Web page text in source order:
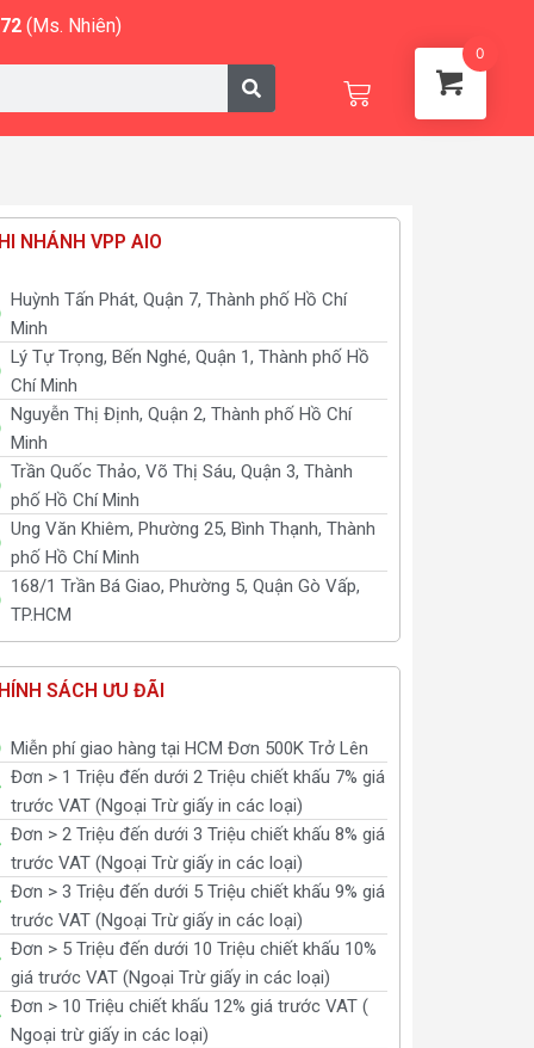
(Ms. Nhiên)
Cart
NHÁNH VPP AIO
Huỳnh Tấn Phát, Quận 7, Thành phố Hồ Chí
Minh
Lý Tự Trọng, Bến Nghé, Quận 1, Thành phố Hồ
Chí Minh
Nguyễn Thị Định, Quận 2, Thành phố Hồ Chí
Minh
Trần Quốc Thảo, Võ Thị Sáu, Quận 3, Thành
phố Hồ Chí Minh
Ung Văn Khiêm, Phường 25, Bình Thạnh, Thành
phố Hồ Chí Minh
168/1 Trần Bá Giao, Phường 5, Quận Gò Vấp,
TP.HCM
SÁCH ƯU ĐÃI
Miễn phí giao hàng tại HCM Đơn 500K Trở Lên
Đơn > 1 Triệu đến dưới 2 Triệu chiết khấu 7% giá
trước VAT (Ngoại Trừ giấy in các loại)
Đơn > 2 Triệu đến dưới 3 Triệu chiết khấu 8% giá
trước VAT (Ngoại Trừ giấy in các loại)
Đơn > 3 Triệu đến dưới 5 Triệu chiết khấu 9% giá
trước VAT (Ngoại Trừ giấy in các loại)
Đơn > 5 Triệu đến dưới 10 Triệu chiết khấu 10%
giá trước VAT (Ngoại Trừ giấy in các loại)
Đơn > 10 Triệu chiết khấu 12% giá trước VAT (
Ngoại trừ giấy in các loại)
0